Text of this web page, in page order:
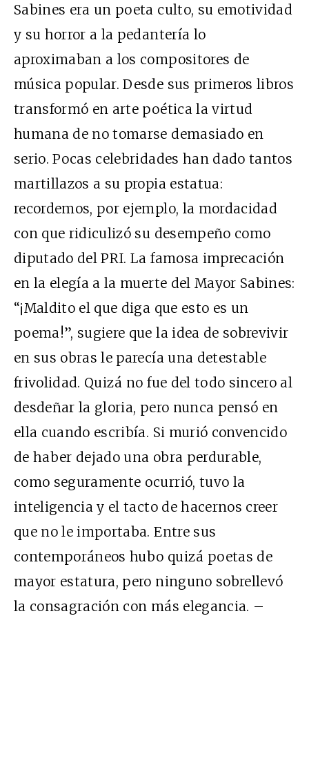
Sabines era un poeta culto, su emotividad
y su horror a la pedantería lo
aproximaban a los compositores de
música popular. Desde sus primeros libros
transformó en arte poética la virtud
humana de no tomarse demasiado en
serio. Pocas celebridades han dado tantos
martillazos a su propia estatua:
recordemos, por ejemplo, la mordacidad
con que ridiculizó su desempeño como
diputado del PRI. La famosa imprecación
en la elegía a la muerte del Mayor Sabines:
“¡Maldito el que diga que esto es un
poema!”, sugiere que la idea de sobrevivir
en sus obras le parecía una detestable
frivolidad. Quizá no fue del todo sincero al
desdeñar la gloria, pero nunca pensó en
ella cuando escribía. Si murió convencido
de haber dejado una obra perdurable,
como seguramente ocurrió, tuvo la
inteligencia y el tacto de hacernos creer
que no le importaba. Entre sus
contemporáneos hubo quizá poetas de
mayor estatura, pero ninguno sobrellevó
la consagración con más elegancia. –